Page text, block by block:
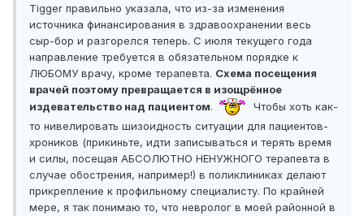
Tigger правильно указала, что из-за изменения
источника финансирования в здравоохранении весь
сыр-бор и разгорелся теперь. С июля текущего года
направление требуется в обязательном порядке к
ЛЮБОМУ врачу, кроме терапевта. Схема посещения
врачей поэтому превращается в изощрённое
издевательство над пациентом.
Чтобы хоть как-
то нивелировать шизоидность ситуации для пациентов-
хроников (прикиньте, идти записываться и терять время
и силы, посещая АБСОЛЮТНО НЕНУЖНОГО терапевта в
случае обострения, например!) в поликлиниках делают
прикрепление к профильному специалисту. По крайней
мере, я так понимаю то, что невролог в моей районной в